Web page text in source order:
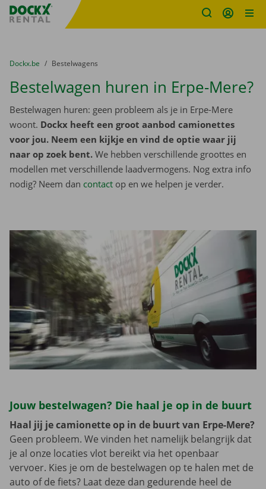
Fratello DEMO
U bevindt zich hier:
van
Dockx.be naar
Bestelwagens
Bestelwagen huren in Erpe-Mere?
Bestelwagen huren: geen probleem als je in Erpe-Mere
woont. Dockx heeft een groot aanbod camionettes
voor jou. Neem een kijkje en vind de optie waar jij
naar op zoek bent. We hebben verschillende groottes en
modellen met verschillende laadvermogens. Nog extra info
nodig? Neem dan contact op en we helpen je verder.
Jouw bestelwagen? Die haal je op in de buurt
Haal jij je camionette op in de buurt van Erpe-Mere?
Geen probleem. We vinden het namelijk belangrijk dat
je al onze locaties vlot bereikt via het openbaar
vervoer. Kies je om de bestelwagen op te halen met de
auto of de fiets? Laat deze dan gedurende heel de